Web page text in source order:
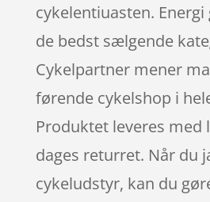
cykelentiuasten.
de bedst sælgende
Cykelpartner mener
førende cykelshop i
Produktet leveres med
dages returret. Når du
cykeludstyr, kan du